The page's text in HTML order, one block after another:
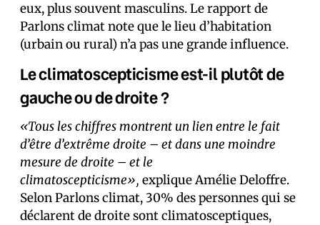
eux, plus souvent masculins. Le rapport de
Parlons climat note que le lieu d’habitation
(urbain ou rural) n’a pas une grande influence.
Le climatoscepticisme est-il plutôt de
gauche ou de droite ?
«Tous les chiffres montrent un lien entre le fait
d’être d’extrême droite – et dans une moindre
mesure de droite – et le
climatoscepticisme», explique Amélie Deloffre.
Selon Parlons climat, 30% des personnes qui se
déclarent de droite sont climatosceptiques,